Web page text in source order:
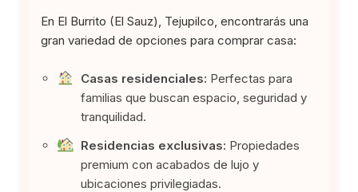
En El Burrito (El Sauz), Tejupilco, encontrarás una
gran variedad de opciones para comprar casa:
Casas residenciales: Perfectas para
familias que buscan espacio, seguridad y
tranquilidad.
Residencias exclusivas: Propiedades
premium con acabados de lujo y
ubicaciones privilegiadas.